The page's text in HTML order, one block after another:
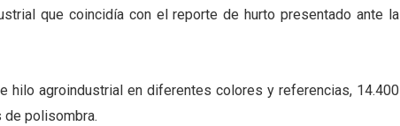
que coincidía con el reporte de hurto presentado ante la
hilo agroindustrial en diferentes colores y referencias, 14.400
polisombra.